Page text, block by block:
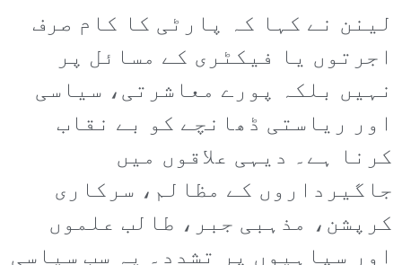
لینن نے کہا کہ پارٹی کا کام صرف
اجرتوں یا فیکٹری کے مسائل پر
نہیں بلکہ پورے معاشرتی، سیاسی
اور ریاستی ڈھانچے کو بے نقاب
کرنا ہے۔ دیہی علاقوں میں
جاگیرداروں کے مظالم، سرکاری
کرپشن، مذہبی جبر، طالب علموں